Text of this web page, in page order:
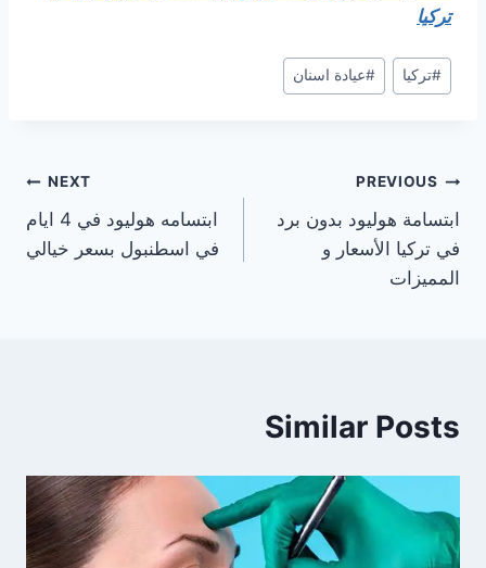
تركيا
#تركيا #عيادة اسنان
تصفّح
المقالات
PREVIOUS
ابتسامة هوليود بدون برد
في تركيا الأسعار و
المميزات
NEXT
ابتسامه هوليود في 4 ايام
في اسطنبول بسعر خيالي
Similar Posts